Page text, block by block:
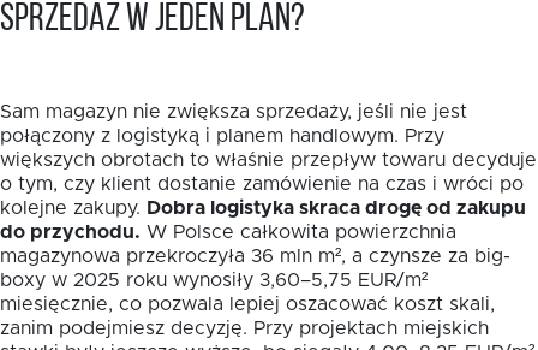
sprzedaż w jeden plan?
Sam magazyn nie zwiększa sprzedaży, jeśli nie jest
połączony z logistyką i planem handlowym. Przy
większych obrotach to właśnie przepływ towaru decyduje
o tym, czy klient dostanie zamówienie na czas i wróci po
kolejne zakupy. Dobra logistyka skraca drogę od zakupu
do przychodu. W Polsce całkowita powierzchnia
magazynowa przekroczyła 36 mln m², a czynsze za big-
boxy w 2025 roku wynosiły 3,60–5,75 EUR/m²
miesięcznie, co pozwala lepiej oszacować koszt skali,
zanim podejmiesz decyzję. Przy projektach miejskich